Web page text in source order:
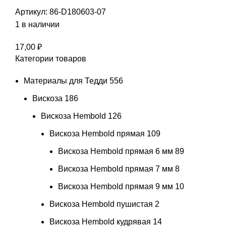
Артикул: 86-D180603-07
1 в наличии
17,00 ₽
Категории товаров
Материалы для Тедди 556
Вискоза 186
Вискоза Hembold 126
Вискоза Hembold прямая 109
Вискоза Hembold прямая 6 мм 89
Вискоза Hembold прямая 7 мм 8
Вискоза Hembold прямая 9 мм 10
Вискоза Hembold пушистая 2
Вискоза Hembold кудрявая 14